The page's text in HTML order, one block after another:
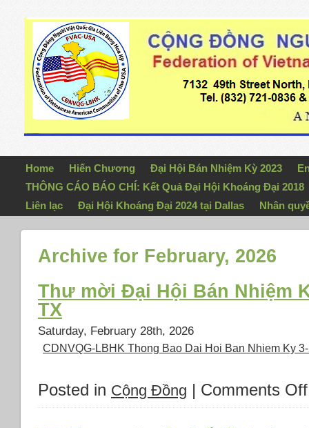
Home Hiến Chương Đại Hội Bán Nhiệm Kỳ 2023
THÔNG CÁO BÁO CHÍ: Kết Quả Đại Hội Khoáng Đại 2018
Liên lạc
Đại Hội Khoáng Đại 2024 tại Dallas Nhân
Archive for February, 2026
Thư mời Đại Hội Bán Nhiệm
TX
Saturday, February 28th, 2026
CDNVQG-LBHK Thong Bao Dai Hoi Ban Nhiem Ky
Posted in Cộng Đồng | Comments Off